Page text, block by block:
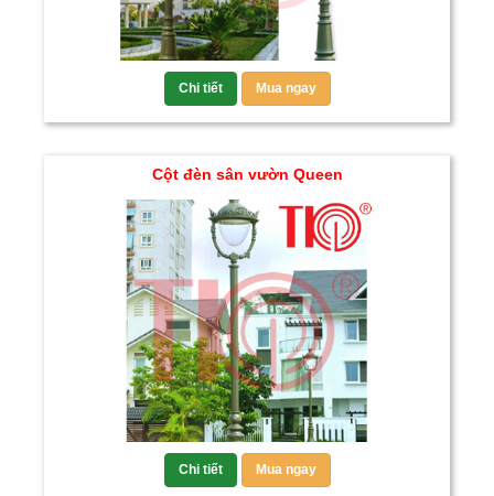
Chi tiết Mua ngay
Cột đèn sân vườn Queen
Chi tiết Mua ngay